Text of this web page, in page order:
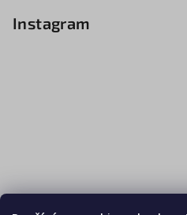
Instagram